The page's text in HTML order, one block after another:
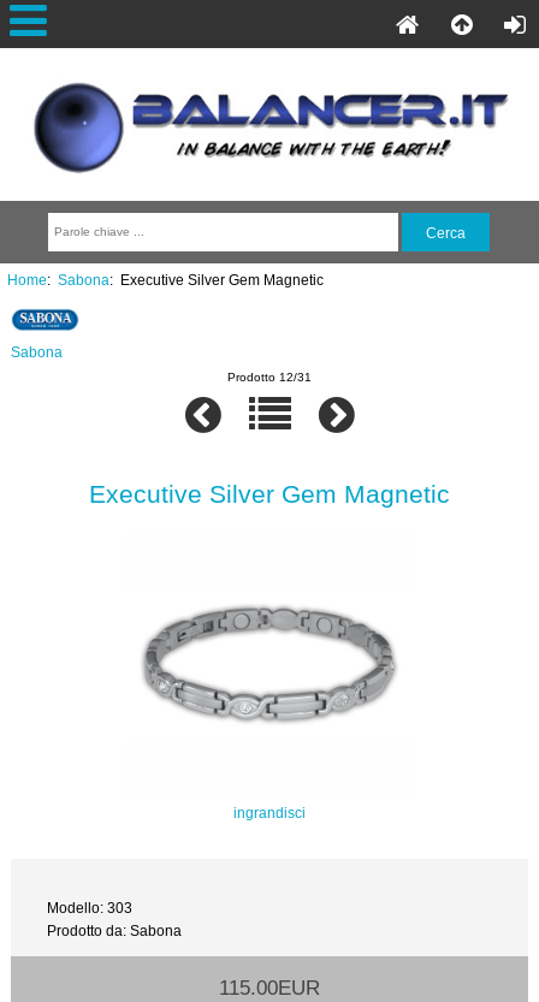
Home: Sabona: Executive Silver Gem Magnetic
Sabona
Prodotto 12/31
Executive Silver Gem Magnetic
ingrandisci
Modello: 303
Prodotto da: Sabona
115.00EUR